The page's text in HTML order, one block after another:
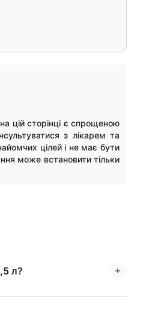
цій сторінці є спрощеною
з лікарем та
цілей і не має бути
може встановити тільки
л?